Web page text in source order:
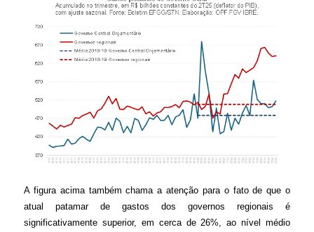
A figura acima também chama a atenção para o fato de que o
atual patamar de gastos dos governos regionais é
significativamente superior, em cerca de 26%, ao nível médio